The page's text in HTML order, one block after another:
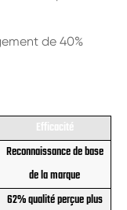
de 40%
Efficacité
Reconnaissance de base
de la marque
62% qualité perçue plus